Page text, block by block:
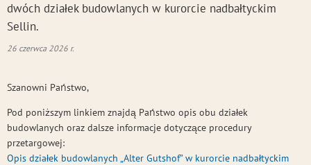
dwóch działek budowlanych w kurorcie nadbałtyckim
Sellin.
26 czerwca 2026 r.
Szanowni Państwo,
Pod poniższym linkiem znajdą Państwo opis obu działek
budowlanych oraz dalsze informacje dotyczące procedury
przetargowej:
Opis działek budowlanych „Alter Gutshof” w kurorcie nadbałtyckim